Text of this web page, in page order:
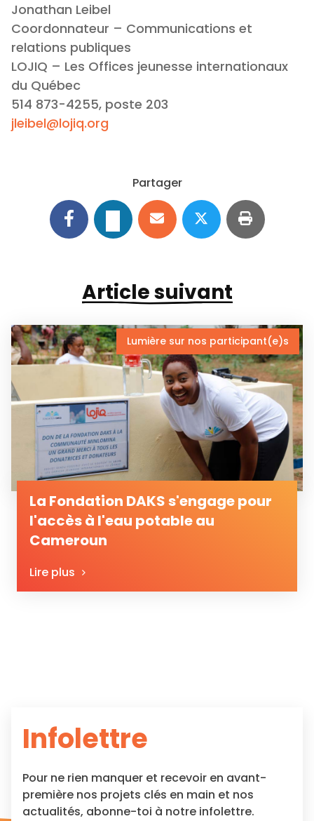
Jonathan Leibel
Coordonnateur – Communications et
relations publiques
LOJIQ – Les Offices jeunesse internationaux
du Québec
514 873-4255, poste 203
jleibel@lojiq.org
Partager
Article suivant
Lumière sur nos participant(e)s
La Fondation DAKS s'engage pour
l'accès à l'eau potable au
Cameroun
Lire plus
Infolettre
Pour ne rien manquer et recevoir en avant-
première nos projets clés en main et nos
actualités, abonne-toi à notre infolettre.